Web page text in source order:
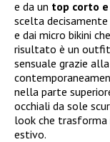
e da un top corto
scelta
e dai micro bikini
risultato è un outfit
sensuale grazie
nella parte
occhiali da sole
look che
estivo.